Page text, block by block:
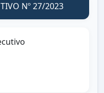
Nº 27/2023